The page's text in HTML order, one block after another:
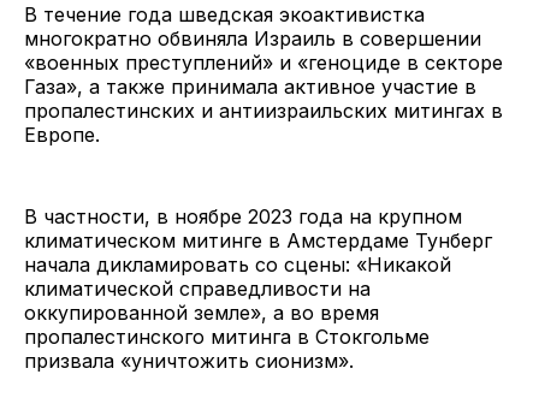
В течение года шведская экоактивистка
многократно обвиняла Израиль в совершении
«военных преступлений» и «геноциде в секторе
Газа», а также принимала активное участие в
пропалестинских и антиизраильских митингах в
Европе.
В частности, в ноябре 2023 года на крупном
климатическом митинге в Амстердаме Тунберг
начала дикламировать со сцены: «Никакой
климатической справедливости на
оккупированной земле», а во время
пропалестинского митинга в Стокгольме
призвала «уничтожить сионизм».